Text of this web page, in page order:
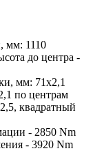
мм: 1110
до центра -
мм: 71х2,1
по центрам
квадратный
- 2850 Nm
- 3920 Nm